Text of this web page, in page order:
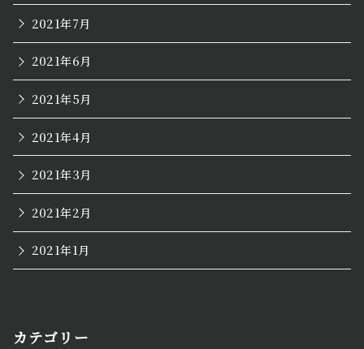
2021年7月
2021年6月
2021年5月
2021年4月
2021年3月
2021年2月
2021年1月
カテゴリー